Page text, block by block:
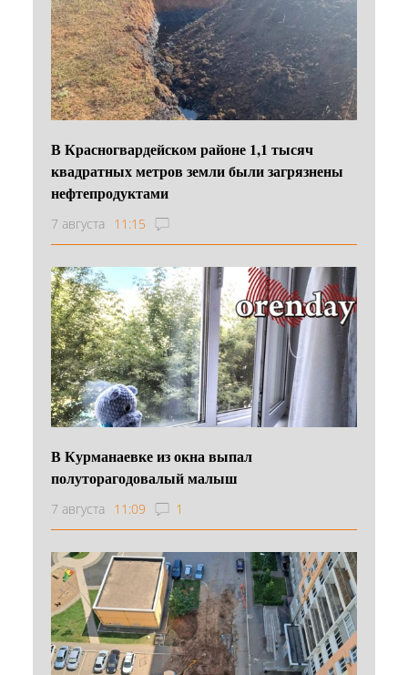
В Красногвардейском районе 1,1 тысяч
квадратных метров земли были загрязнены
нефтепродуктами
7 августа 11:15
В Курманаевке из окна выпал
полуторагодовалый малыш
7 августа 11:09 1